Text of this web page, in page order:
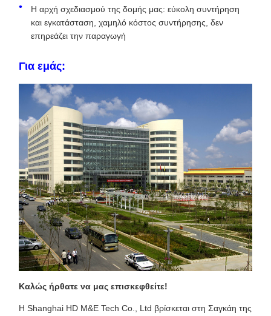
Η αρχή σχεδιασμού της δομής μας: εύκολη συντήρηση
και εγκατάσταση, χαμηλό κόστος συντήρησης, δεν
επηρεάζει την παραγωγή
Για εμάς:
Καλώς ήρθατε να μας επισκεφθείτε!
Η Shanghai HD M&E Tech Co., Ltd βρίσκεται στη Σαγκάη της